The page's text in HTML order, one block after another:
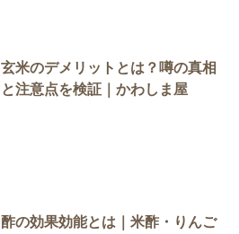
玄米のデメリットとは？噂の真相
と注意点を検証｜かわしま屋
酢の効果効能とは｜米酢・りんご